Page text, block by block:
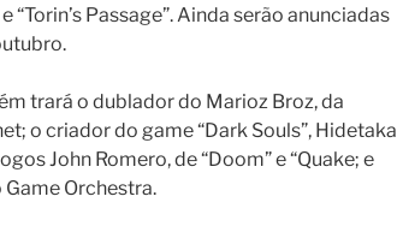
“Torin’s Passage”. Ainda serão anunciadas
trará o dublador do Marioz Broz, da
o criador do game “Dark Souls”, Hidetaka
John Romero, de “Doom” e “Quake; e
Orchestra.